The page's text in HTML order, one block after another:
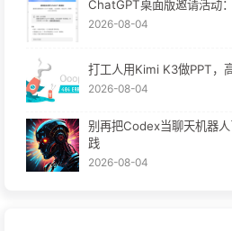
ChatGPT桌面版邀请活动
2026-08-04
打工人用Kimi K3做PPT，
2026-08-04
别再把Codex当聊天机器
践
2026-08-04